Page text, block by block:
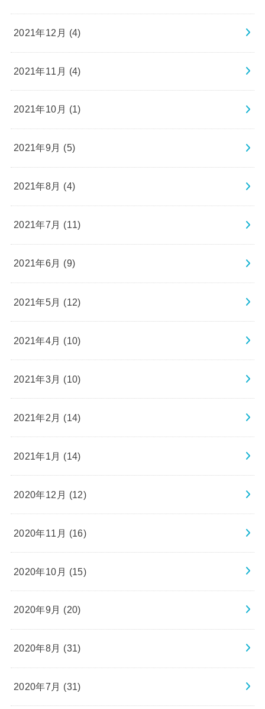
2021年12月 (4)
2021年11月 (4)
2021年10月 (1)
2021年9月 (5)
2021年8月 (4)
2021年7月 (11)
2021年6月 (9)
2021年5月 (12)
2021年4月 (10)
2021年3月 (10)
2021年2月 (14)
2021年1月 (14)
2020年12月 (12)
2020年11月 (16)
2020年10月 (15)
2020年9月 (20)
2020年8月 (31)
2020年7月 (31)